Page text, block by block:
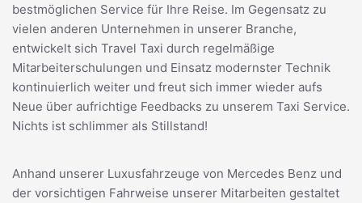
bestmöglichen Service für Ihre Reise. Im Gegensatz zu
vielen anderen Unternehmen in unserer Branche,
entwickelt sich Travel Taxi durch regelmäßige
Mitarbeiterschulungen und Einsatz modernster Technik
kontinuierlich weiter und freut sich immer wieder aufs
Neue über aufrichtige Feedbacks zu unserem Taxi Service.
Nichts ist schlimmer als Stillstand!
Anhand unserer Luxusfahrzeuge von Mercedes Benz und
der vorsichtigen Fahrweise unserer Mitarbeiten gestaltet